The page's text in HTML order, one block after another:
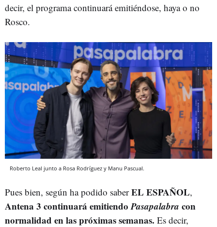
decir, el programa continuará emitiéndose, haya o no
Rosco.
Roberto Leal junto a Rosa Rodríguez y Manu Pascual.
Pues bien, según ha podido saberEL ESPAÑOL,
Antena 3 continuará emitiendoPasapalabra con
normalidad en las próximas semanas. Es decir,